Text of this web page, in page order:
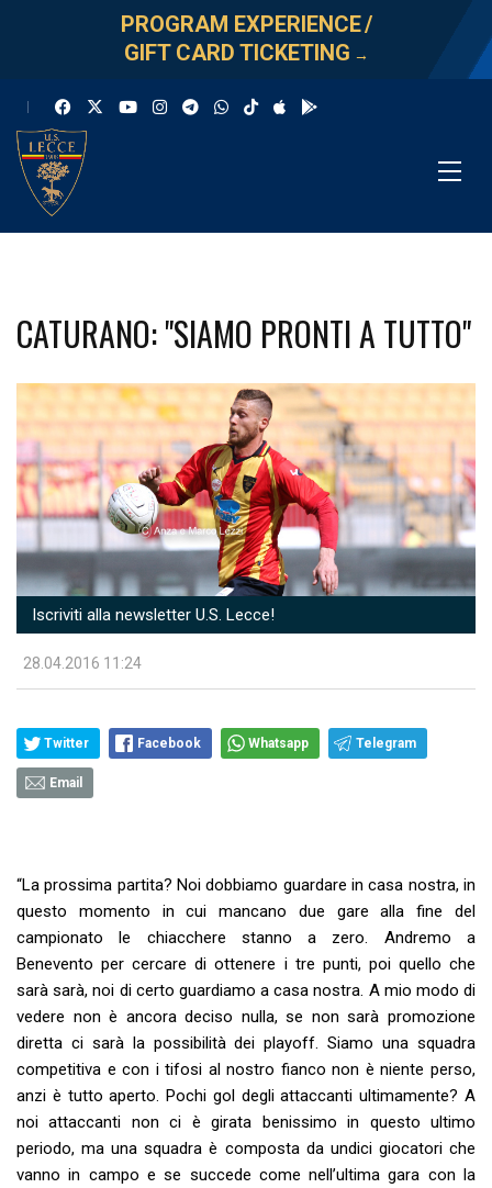
PROGRAM EXPERIENCE/
GIFT CARD TICKETING →
CATURANO: "SIAMO PRONTI A TUTTO"
Iscriviti alla newsletter U.S. Lecce!
28.04.2016 11:24
Twitter Facebook Whatsapp Telegram
Email
“La prossima partita? Noi dobbiamo guardare in casa nostra, in
questo momento in cui mancano due gare alla fine del
campionato le chiacchere stanno a zero. Andremo a
Benevento per cercare di ottenere i tre punti, poi quello che
sarà sarà, noi di certo guardiamo a casa nostra. A mio modo di
vedere non è ancora deciso nulla, se non sarà promozione
diretta ci sarà la possibilità dei playoff. Siamo una squadra
competitiva e con i tifosi al nostro fianco non è niente perso,
anzi è tutto aperto. Pochi gol degli attaccanti ultimamente? A
noi attaccanti non ci è girata benissimo in questo ultimo
periodo, ma una squadra è composta da undici giocatori che
vanno in campo e se succede come nell’ultima gara con la